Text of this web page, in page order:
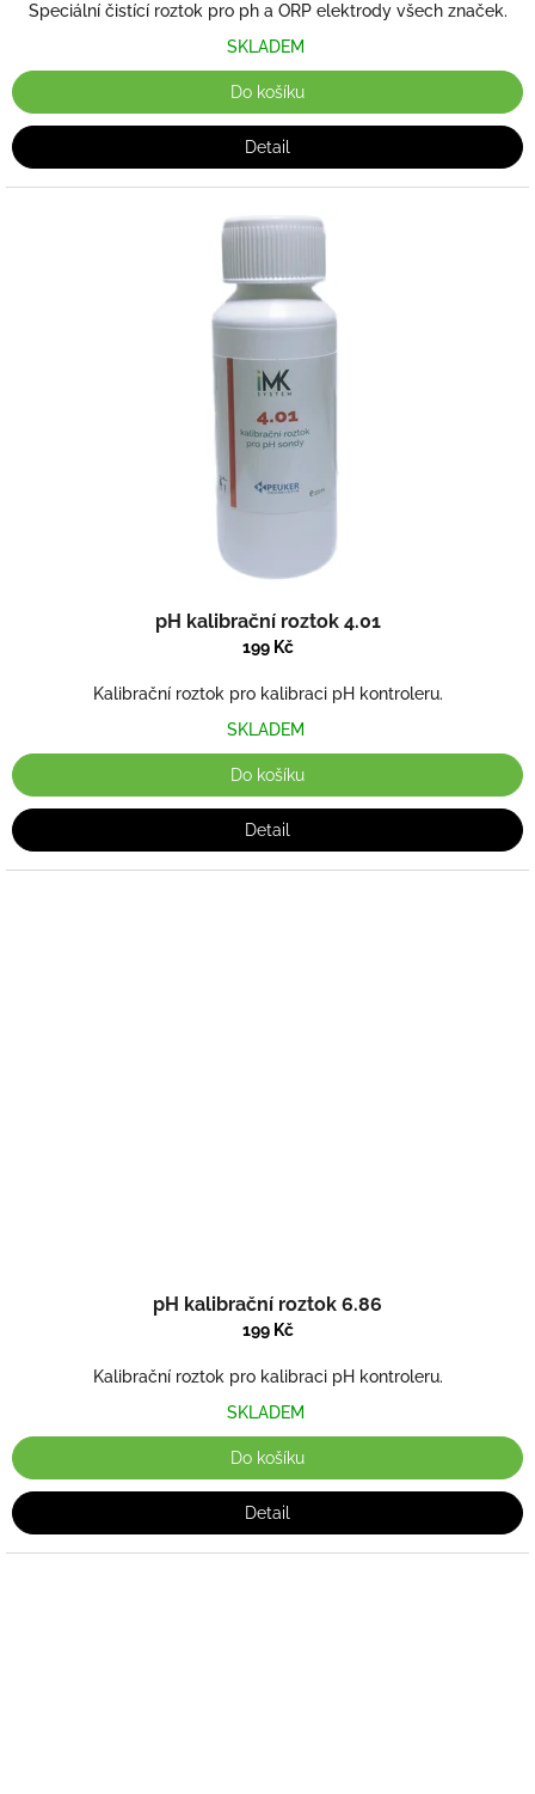
Speciální čistící roztok pro ph a ORP elektrody všech značek.
SKLADEM
Do košíku
Detail
pH kalibrační roztok 4.01
199 Kč
Kalibrační roztok pro kalibraci pH kontroleru.
SKLADEM
Do košíku
Detail
pH kalibrační roztok 6.86
199 Kč
Kalibrační roztok pro kalibraci pH kontroleru.
SKLADEM
Do košíku
Detail